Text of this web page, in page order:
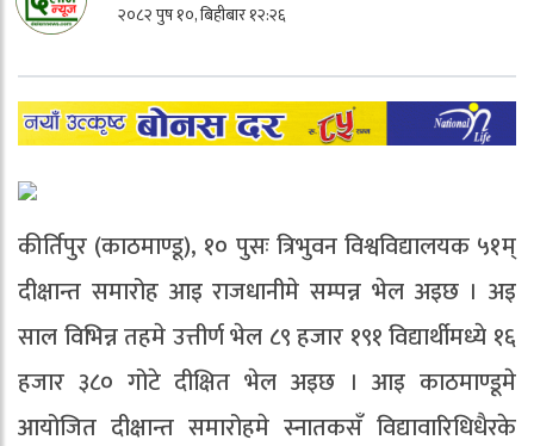
२०८२ पुष १०, बिहीबार १२:२६
कीर्तिपुर (काठमाण्डू), १० पुसः त्रिभुवन विश्वविद्यालयक ५१म्
दीक्षान्त समारोह आइ राजधानीमे सम्पन्न भेल अइछ । अइ
साल विभिन्न तहमे उत्तीर्ण भेल ८९ हजार १९१ विद्यार्थीमध्ये १६
हजार ३८० गोटे दीक्षित भेल अइछ । आइ काठमाण्डूमे
आयोजित दीक्षान्त समारोहमे स्नातकसँ विद्यावारिधिधैरके